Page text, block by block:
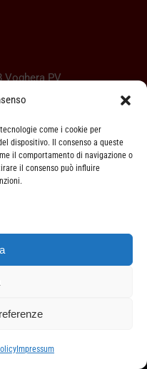
come i cookie per
dispositivo. Il consenso a queste
il comportamento di navigazione o
il consenso può influire
Impressum
Voghera PV